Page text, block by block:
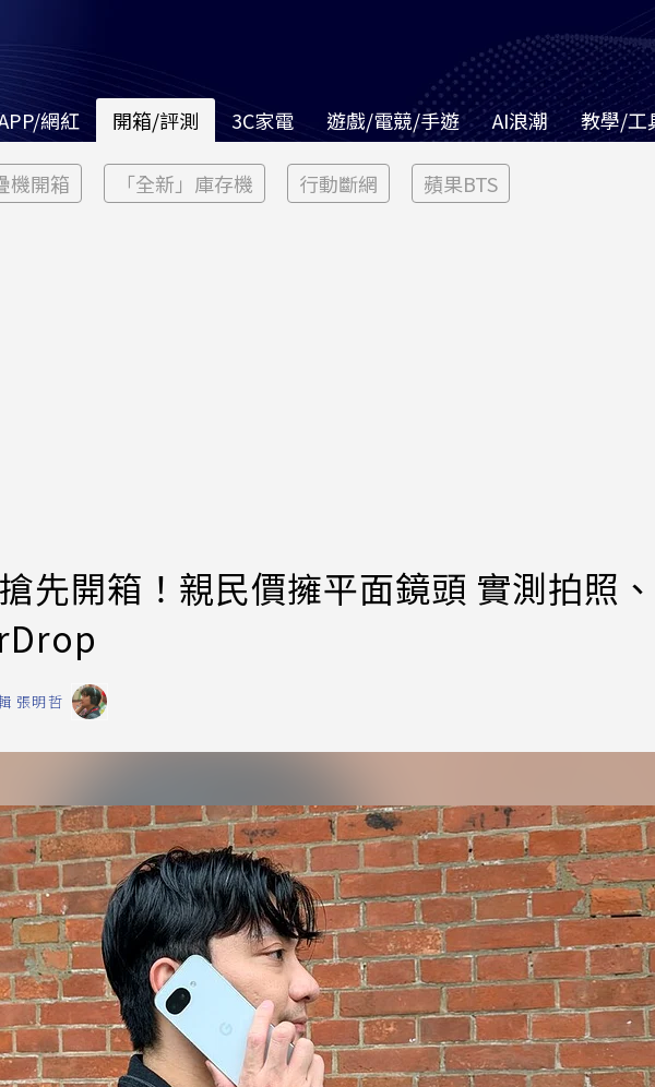
網紅 開箱/評測 3C家電 遊戲/電競/手遊 AI浪潮 教學/工
機開箱 「全新」庫存機 行動斷網 蘋果BTS
先開箱！親民價擁平面鏡頭 實測拍照
張明哲